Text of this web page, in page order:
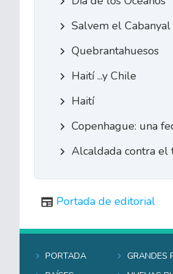
Salvem el Cabanyal
Quebrantahuesos
Haití ...y Chile
Haití
Copenhague: una
Alcaldada contra el
Portada de editorial
Portada
Grandes